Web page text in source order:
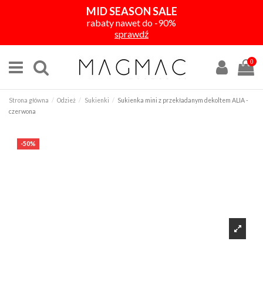
MID SEASON SALE
rabaty nawet do -90%
sprawdź
0
Strona główna Odzież Sukienki
Sukienka mini z przekładanym dekoltem ALIA -
czerwona
-50%